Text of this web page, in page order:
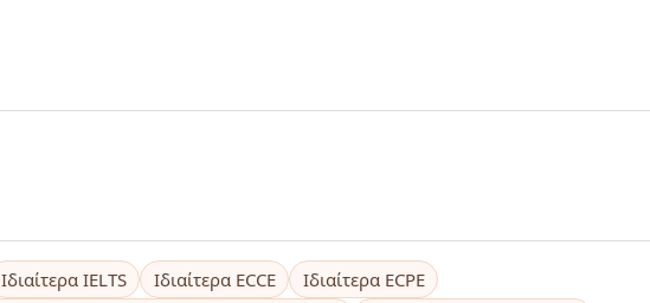
Ιδιαίτερα IELTS Ιδιαίτερα ECCE
Ιδιαίτερα ECPE